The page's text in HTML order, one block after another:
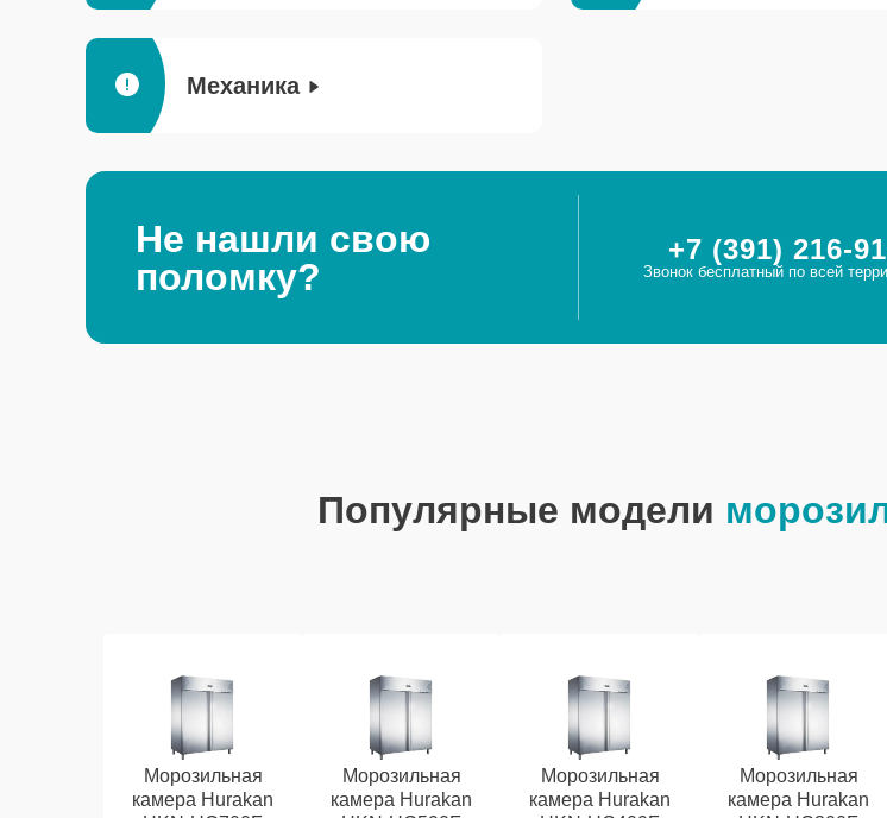
Механика
Не нашли свою
поломку?
+7 (391) 216-
Звонок бесплатный по всей
Популярные модели
Морозильная
камера Hurakan
Морозильная
камера Hurakan
Морозильная
камера Hurakan
Морозильная
камера Hurakan